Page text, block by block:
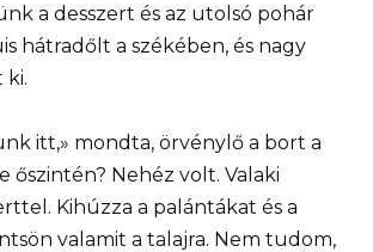
a desszert és az utolsó pohár
hátradőlt a székében, és nagy
ki.
itt,» mondta, örvénylő a bort a
őszintén? Nehéz volt. Valaki
Kihúzza a palántákat és a
valamit a talajra. Nem tudom,